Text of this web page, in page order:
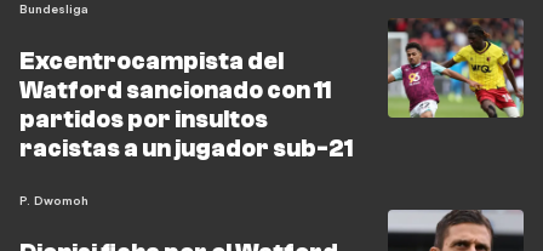
Bundesliga
Excentrocampista del
Watford sancionado con 11
partidos por insultos
racistas a un jugador sub-21
P. Dwomoh